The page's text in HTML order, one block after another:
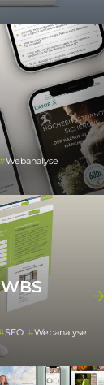
Webanalyse
SEO
Webanalyse